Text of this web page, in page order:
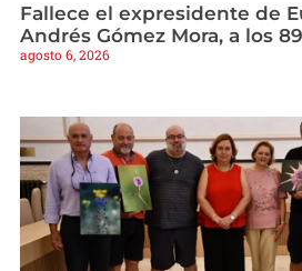
Fallece el expresidente de
Andrés Gómez Mora, a los
agosto 6, 2026